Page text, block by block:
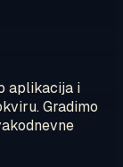
aplikacija i
Gradimo